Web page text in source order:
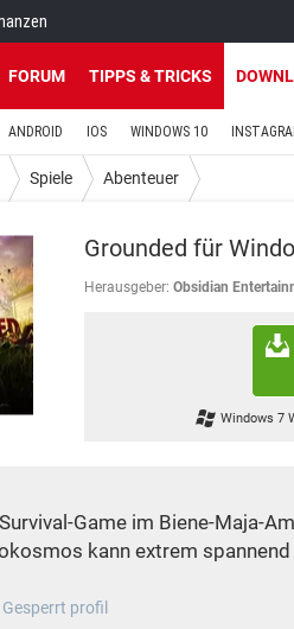
FORUM TIPPS & TRICKS
ANDROID IOS WINDOWS 10
Spiele Abenteuer
Grounded für
Herausgeber: Obsidian
Windows 7
Game im Biene-Maja-
kann extrem spannend
Gesperrt profil